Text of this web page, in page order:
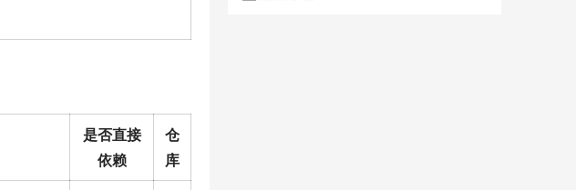
是否直接
依赖
仓
库